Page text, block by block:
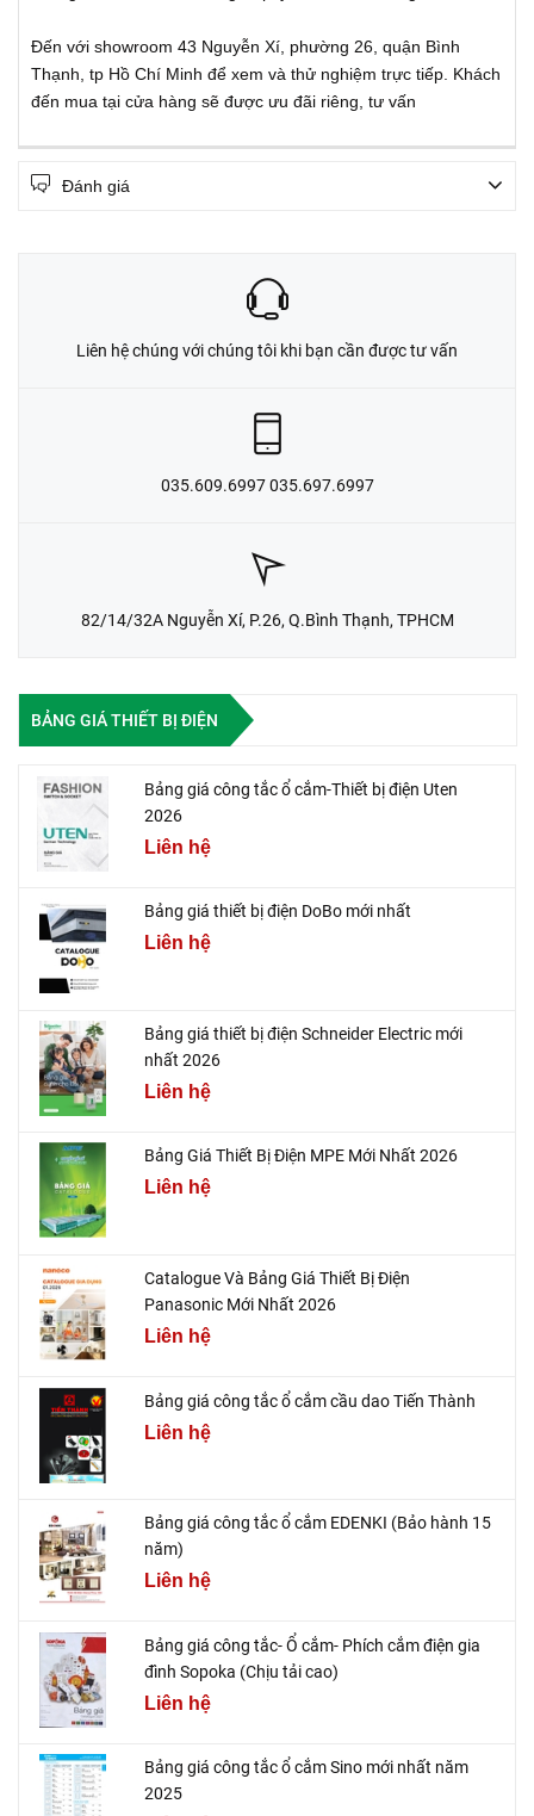
Đến với showroom 43 Nguyễn Xí, phường 26, quận Bình
Thạnh, tp Hồ Chí Minh để xem và thử nghiệm trực tiếp. Khách
đến mua tại cửa hàng sẽ được ưu đãi riêng, tư vấn
Đánh giá
Liên hệ chúng với chúng tôi khi bạn cần được tư vấn
035.609.6997 035.697.6997
82/14/32A Nguyễn Xí, P.26, Q.Bình Thạnh, TPHCM
BẢNG GIÁ THIẾT BỊ ĐIỆN
Bảng giá công tắc ổ cắm-Thiết bị điện Uten
2026
Liên hệ
Bảng giá thiết bị điện DoBo mới nhất
Liên hệ
Bảng giá thiết bị điện Schneider Electric mới
nhất 2026
Liên hệ
Bảng Giá Thiết Bị Điện MPE Mới Nhất 2026
Liên hệ
Catalogue Và Bảng Giá Thiết Bị Điện
Panasonic Mới Nhất 2026
Liên hệ
Bảng giá công tắc ổ cắm cầu dao Tiến Thành
Liên hệ
Bảng giá công tắc ổ cắm EDENKI (Bảo hành 15
năm)
Liên hệ
Bảng giá công tắc- Ổ cắm- Phích cắm điện gia
đình Sopoka (Chịu tải cao)
Liên hệ
Bảng giá công tắc ổ cắm Sino mới nhất năm
2025